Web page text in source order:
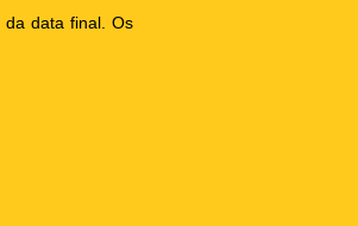
data final. Os